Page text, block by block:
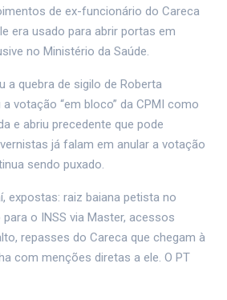
de ex-funcionário do Careca
era usado para abrir portas em
no Ministério da Saúde.
a quebra de sigilo de Roberta
votação “em bloco” da CPMI como
e abriu precedente que pode
já falam em anular a votação
sendo puxado.
expostas: raiz baiana petista no
o INSS via Master, acessos
repasses do Careca que chegam à
com menções diretas a ele. O PT